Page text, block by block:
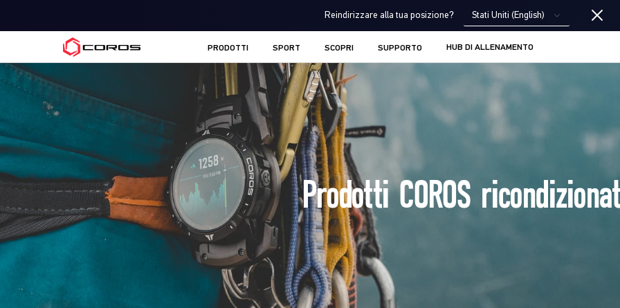
Reindirizzare alla tua posizione? Stati Uniti (English)
COROS IT
PRODOTTI SPORT SCOPRI SUPPORTO HUB DI ALLENAMENTO
Prodotti COROS